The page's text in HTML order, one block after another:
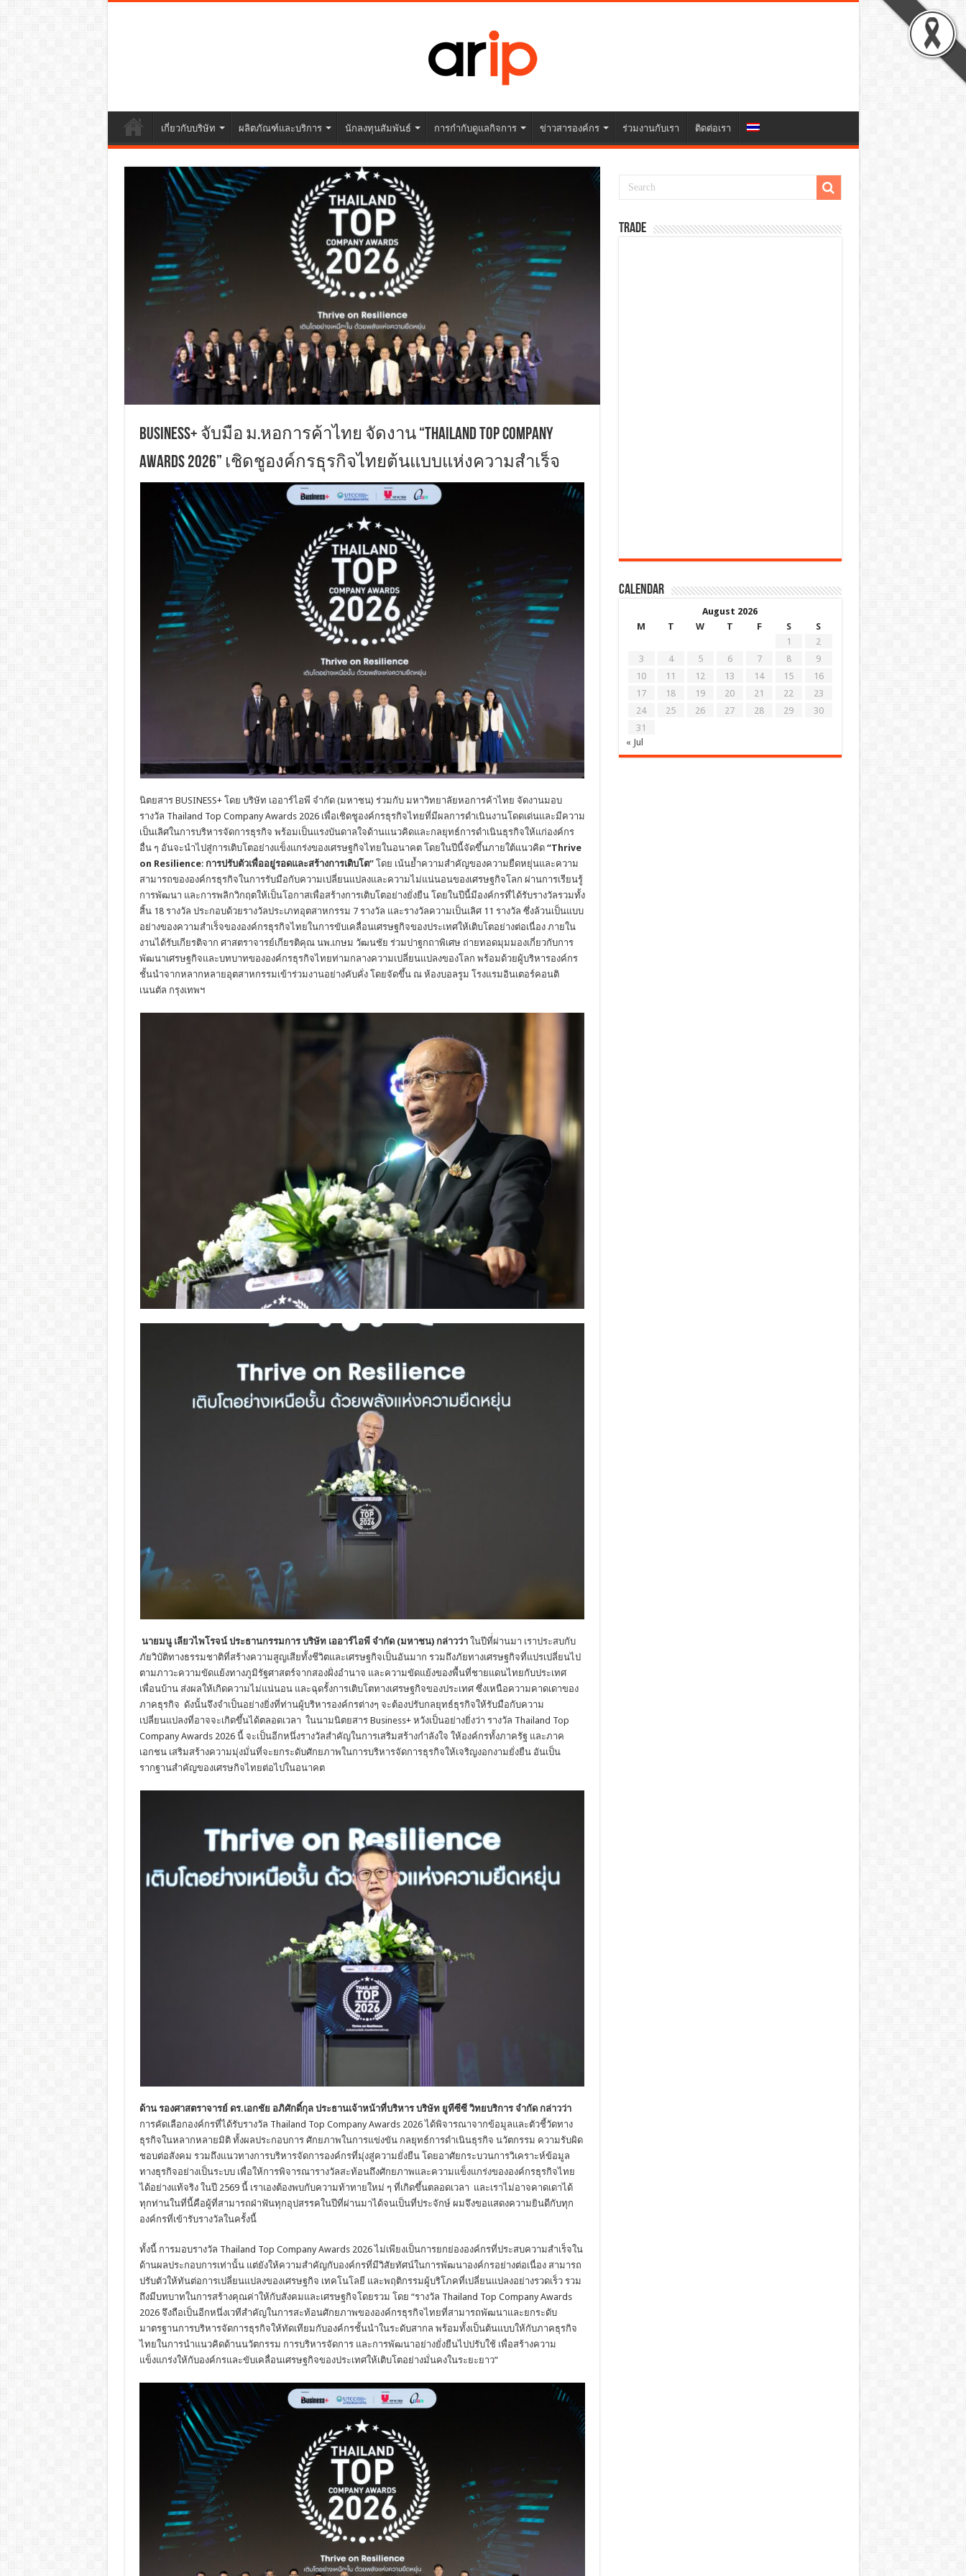
เกี่ยวกับบริษัท ผลิตภัณฑ์และบริการ นักลงทุนสัมพันธ์ การกำกับดูแลกิจการ ข่าวสารองค์กร ร่วมงานกับเรา ติดต่อเรา
BUSINESS+ จับมือ ม.หอการค้าไทย จัดงาน “Thailand Top Company
Awards 2026” เชิดชูองค์กรธุรกิจไทยต้นแบบแห่งความสำเร็จ
นิตยสาร BUSINESS+ โดย บริษัท เออาร์ไอพี จำกัด (มหาชน) ร่วมกับ มหาวิทยาลัยหอการค้าไทย จัดงานมอบ
รางวัล Thailand Top Company Awards 2026 เพื่อเชิดชูองค์กรธุรกิจไทยที่มีผลการดำเนินงานโดดเด่นและมีความ
เป็นเลิศในการบริหารจัดการธุรกิจ พร้อมเป็นแรงบันดาลใจด้านแนวคิดและกลยุทธ์การดำเนินธุรกิจให้แก่องค์กร
อื่น ๆ อันจะนำไปสู่การเติบโตอย่างแข็งแกร่งของเศรษฐกิจไทยในอนาคต โดยในปีนี้จัดขึ้นภายใต้แนวคิด “Thrive
on Resilience: การปรับตัวเพื่ออยู่รอดและสร้างการเติบโต” โดย เน้นย้ำความสำคัญของความยืดหยุ่นและความ
สามารถขององค์กรธุรกิจในการรับมือกับความเปลี่ยนแปลงและความไม่แน่นอนของเศรษฐกิจโลก ผ่านการเรียนรู้
การพัฒนา และการพลิกวิกฤตให้เป็นโอกาสเพื่อสร้างการเติบโตอย่างยั่งยืน โดยในปีนี้มีองค์กรที่ได้รับรางวัลรวมทั้ง
สิ้น 18 รางวัล ประกอบด้วยรางวัลประเภทอุตสาหกรรม 7 รางวัล และรางวัลความเป็นเลิศ 11 รางวัล ซึ่งล้วนเป็นแบบ
อย่างของความสำเร็จขององค์กรธุรกิจไทยในการขับเคลื่อนเศรษฐกิจของประเทศให้เติบโตอย่างต่อเนื่อง ภายใน
งานได้รับเกียรติจาก ศาสตราจารย์เกียรติคุณ นพ.เกษม วัฒนชัย ร่วมปาฐกถาพิเศษ ถ่ายทอดมุมมองเกี่ยวกับการ
พัฒนาเศรษฐกิจและบทบาทขององค์กรธุรกิจไทยท่ามกลางความเปลี่ยนแปลงของโลก พร้อมด้วยผู้บริหารองค์กร
ชั้นนำจากหลากหลายอุตสาหกรรมเข้าร่วมงานอย่างคับคั่ง โดยจัดขึ้น ณ ห้องบอลรูม โรงแรมอินเตอร์คอนติ
เนนตัล กรุงเทพฯ
นายมนู เลียวไพโรจน์ ประธานกรรมการ บริษัท เออาร์ไอพี จำกัด (มหาชน) กล่าวว่าในปีที่่ผ่านมา เราประสบกับ
ภัยวิบัติทางธรรมชาติที่สร้างความสูญเสียทั้งชีวิตและเศรษฐกิจเป็นอันมาก รวมถึงภัยทางเศรษฐกิจที่แปรเปลี่ยนไป
ตามภาวะความขัดแย้งทางภูมิรัฐศาสตร์จากสองฝั่งอำนาจ และความขัดแย้งของพื้นที่ชายแดนไทยกับประเทศ
เพื่อนบ้าน ส่งผลให้เกิดความไม่แน่นอน และฉุดรั้งการเติบโตทางเศรษฐกิจของประเทศ ซึ่งเหนือความคาดเดาของ
ภาคธุรกิจ ดังนั้นจึงจำเป็นอย่างยิ่งที่ท่านผู้บริหารองค์กรต่างๆ จะต้องปรับกลยุทธ์ธุรกิจให้รับมือกับความ
เปลี่ยนแปลงที่อาจจะเกิดขึ้นได้ตลอดเวลา ในนามนิตยสาร Business+ หวังเป็นอย่างยิ่งว่า รางวัล Thailand Top
Company Awards 2026 นี้ จะเป็นอีกหนึ่งรางวัลสำคัญในการเสริมสร้างกำลังใจ ให้องค์กรทั้งภาครัฐ และภาค
เอกชน เสริมสร้างความมุ่งมั่นที่จะยกระดับศักยภาพในการบริหารจัดการธุรกิจให้เจริญงอกงามยั่งยืน อันเป็น
รากฐานสำคัญของเศรษกิจไทยต่อไปในอนาคต
ด้าน รองศาสตราจารย์ ดร.เอกชัย อภิศักดิ์กุล ประธานเจ้าหน้าที่บริหาร บริษัท ยูทีซีซี วิทยบริการ จำกัด กล่าวว่า
การคัดเลือกองค์กรที่ได้รับรางวัล Thailand Top Company Awards 2026 ได้พิจารณาจากข้อมูลและตัวชี้วัดทาง
ธุรกิจในหลากหลายมิติ ทั้งผลประกอบการ ศักยภาพในการแข่งขัน กลยุทธ์การดำเนินธุรกิจ นวัตกรรม ความรับผิด
ชอบต่อสังคม รวมถึงแนวทางการบริหารจัดการองค์กรที่มุ่งสู่ความยั่งยืน โดยอาศัยกระบวนการวิเคราะห์ข้อมูล
ทางธุรกิจอย่างเป็นระบบ เพื่อให้การพิจารณารางวัลสะท้อนถึงศักยภาพและความแข็งแกร่งขององค์กรธุรกิจไทย
ได้อย่างแท้จริง ในปี 2569 นี้ เราเองต้องพบกับความท้าทายใหม่ ๆ ที่เกิดขึ้นตลอดเวลา และเราไม่อาจคาดเดาได้
ทุกท่านในที่นี้คือผู้ที่สามารถฝ่าฟันทุกอุปสรรคในปีที่ผ่านมาได้จนเป็นที่ประจักษ์ ผมจึงขอแสดงความยินดีกับทุก
องค์กรที่เข้ารับรางวัลในครั้งนี้
ทั้งนี้ การมอบรางวัล Thailand Top Company Awards 2026 ไม่เพียงเป็นการยกย่ององค์กรที่ประสบความสำเร็จใน
ด้านผลประกอบการเท่านั้น แต่ยังให้ความสำคัญกับองค์กรที่มีวิสัยทัศน์ในการพัฒนาองค์กรอย่างต่อเนื่อง สามารถ
ปรับตัวให้ทันต่อการเปลี่ยนแปลงของเศรษฐกิจ เทคโนโลยี และพฤติกรรมผู้บริโภคที่เปลี่ยนแปลงอย่างรวดเร็ว รวม
ถึงมีบทบาทในการสร้างคุณค่าให้กับสังคมและเศรษฐกิจโดยรวม โดย “รางวัล Thailand Top Company Awards
2026 จึงถือเป็นอีกหนึ่งเวทีสำคัญในการสะท้อนศักยภาพขององค์กรธุรกิจไทยที่สามารถพัฒนาและยกระดับ
มาตรฐานการบริหารจัดการธุรกิจให้ทัดเทียมกับองค์กรชั้นนำในระดับสากล พร้อมทั้งเป็นต้นแบบให้กับภาคธุรกิจ
ไทยในการนำแนวคิดด้านนวัตกรรม การบริหารจัดการ และการพัฒนาอย่างยั่งยืนไปปรับใช้ เพื่อสร้างความ
แข็งแกร่งให้กับองค์กรและขับเคลื่อนเศรษฐกิจของประเทศให้เติบโตอย่างมั่นคงในระยะยาว”
TRADE
Calendar
August 2026
M
T W T F S
S
1
2
3
4 5 6 7 8
9
10
11 12 13 14 15
16
17
18 19 20 21 22
23
24
25 26 27 28 29
30
31
« Jul